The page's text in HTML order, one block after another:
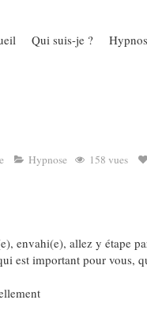
Qui suis-je ?
Hypnose 158 vues
envahi(e), allez y étape
est important pour vous,